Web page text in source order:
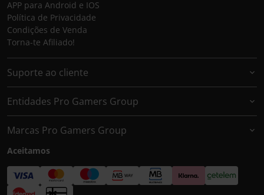
APP para Android e IOS
Política de Privacidade
Condições de Venda
Torna-te Afiliado!
Suporte ao cliente
Entidades Pro Gamers Group
Marcas Pro Gamers Group
Aceitamos